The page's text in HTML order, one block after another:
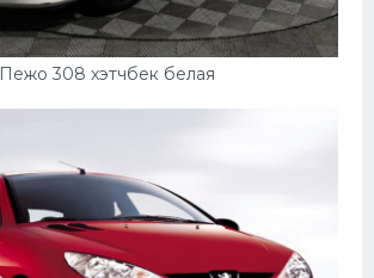
Пежо 308 хэтчбек белая